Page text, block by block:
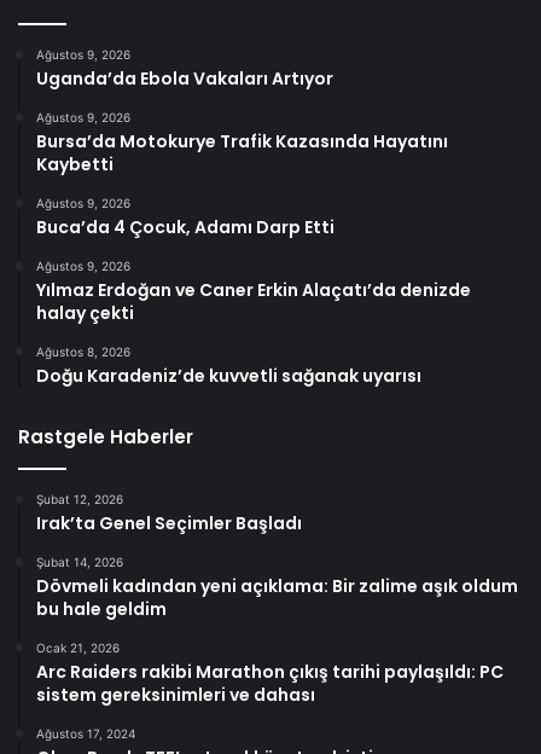
Ağustos 9, 2026
Uganda’da Ebola Vakaları Artıyor
Ağustos 9, 2026
Bursa’da Motokurye Trafik Kazasında Hayatını
Kaybetti
Ağustos 9, 2026
Buca’da 4 Çocuk, Adamı Darp Etti
Ağustos 9, 2026
Yılmaz Erdoğan ve Caner Erkin Alaçatı’da denizde
halay çekti
Ağustos 8, 2026
Doğu Karadeniz’de kuvvetli sağanak uyarısı
Rastgele Haberler
Şubat 12, 2026
Irak’ta Genel Seçimler Başladı
Şubat 14, 2026
Dövmeli kadından yeni açıklama: Bir zalime aşık oldum
bu hale geldim
Ocak 21, 2026
Arc Raiders rakibi Marathon çıkış tarihi paylaşıldı: PC
sistem gereksinimleri ve dahası
Ağustos 17, 2024